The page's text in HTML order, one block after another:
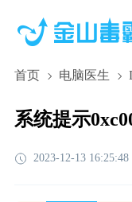
首页 电脑医生
系统提示
2023-12-13 16:25:48